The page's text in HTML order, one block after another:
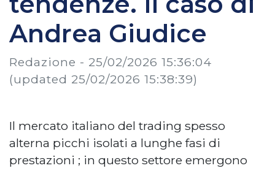
Andrea Giudice
Redazione - 25/02/2026 15:36:04
(updated 25/02/2026 15:38:39)
Il mercato italiano del trading spesso
alterna picchi isolati a lunghe fasi di
prestazioni ; in questo settore emergono